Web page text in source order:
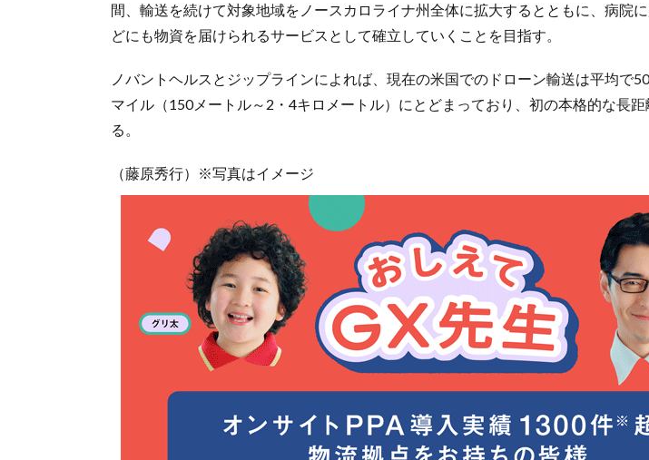
間、輸送を続けて対象地域をノースカロライナ州全体に拡大するとともに、病院
どにも物資を届けられるサービスとして確立していくことを目指す。
ノバントヘルスとジップラインによれば、現在の米国でのドローン輸送は平均で
マイル（150メートル～2・4キロメートル）にとどまっており、初の本格的な長
る。
（藤原秀行）※写真はイメージ